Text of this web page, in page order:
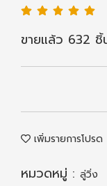
ขายแล้ว 632 ชิ้
เพิ่มรายการโปรด
หมวดหมู่ : ลู่วิ่ง